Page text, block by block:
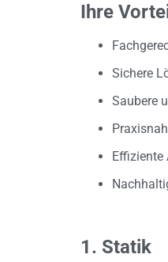
Ihre
Sichere
Saubere
Effiziente
1. Statik